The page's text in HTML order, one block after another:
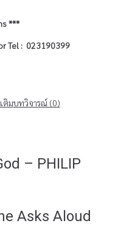
***
Tel : 023190399
ติมบทวิจารณ์ (0)
– PHILIP
Asks Aloud